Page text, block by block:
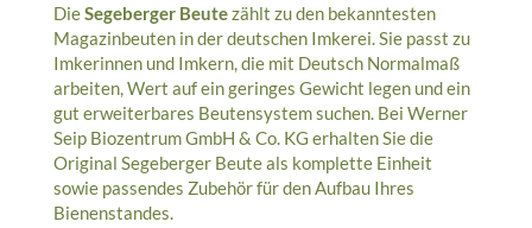
DieSegeberger Beutezählt zu den bekanntesten
Magazinbeuten in der deutschen Imkerei. Sie passt zu
Imkerinnen und Imkern, die mit Deutsch Normalmaß
arbeiten, Wert auf ein geringes Gewicht legen und ein
gut erweiterbares Beutensystem suchen. Bei Werner
Seip Biozentrum GmbH & Co. KG erhalten Sie die
Original Segeberger Beute als komplette Einheit
sowie passendes Zubehör für den Aufbau Ihres
Bienenstandes.